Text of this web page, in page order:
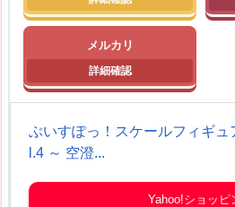
メルカリ
ぶいすぽっ！スケールフィギュ
l.4 ～ 空澄...
Yahoo!ショッピ